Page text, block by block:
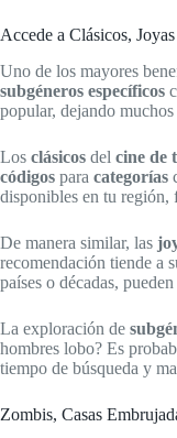
Accede a Clásicos,
Uno de los mayores
subgéneros específicos
popular, dejando
Los clásicos del cine de
códigos para categorías
disponibles en tu región,
De manera similar, las
recomendación tiende a
países o décadas,
La exploración de
hombres lobo? Es
tiempo de búsqueda y
Zombis, Casas